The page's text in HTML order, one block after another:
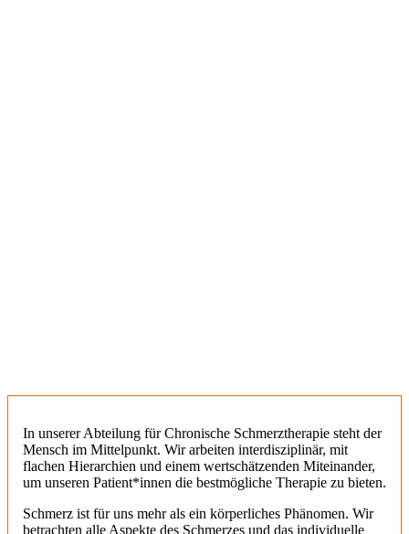
In unserer Abteilung für Chronische Schmerztherapie steht der
Mensch im Mittelpunkt. Wir arbeiten interdisziplinär, mit
flachen Hierarchien und einem wertschätzenden Miteinander,
um unseren Patient*innen die bestmögliche Therapie zu bieten.
Schmerz ist für uns mehr als ein körperliches Phänomen. Wir
betrachten alle Aspekte des Schmerzes und das individuelle